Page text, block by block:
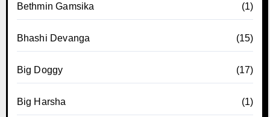
Bethmin Gamsika (1)
Bhashi Devanga (15)
Big Doggy (17)
Big Harsha (1)